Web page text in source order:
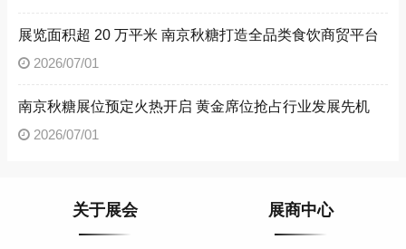
展览面积超 20 万平米 南京秋糖打造全品类食饮商贸平台
2026/07/01
南京秋糖展位预定火热开启 黄金席位抢占行业发展先机
2026/07/01
关于展会 展商中心